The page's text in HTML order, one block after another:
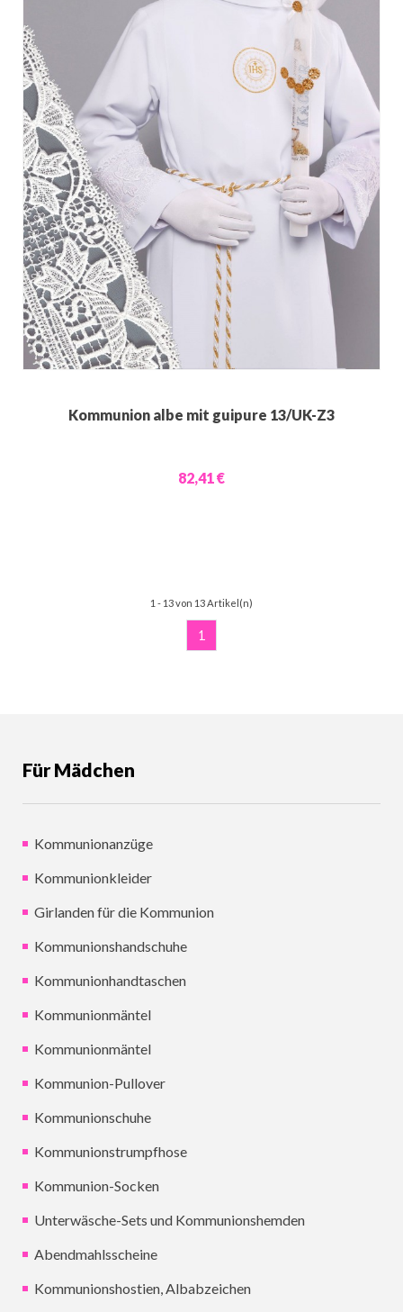
Kommunion albe mit guipure 13/UK-Z3
82,41 €
1 - 13 von 13 Artikel(n)
1
Für Mädchen
Kommunionanzüge
Kommunionkleider
Girlanden für die Kommunion
Kommunionshandschuhe
Kommunionhandtaschen
Kommunionmäntel
Kommunionmäntel
Kommunion-Pullover
Kommunionschuhe
Kommunionstrumpfhose
Kommunion-Socken
Unterwäsche-Sets und Kommunionshemden
Abendmahlsscheine
Kommunionshostien, Albabzeichen